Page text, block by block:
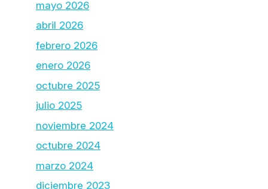
mayo 2026
abril 2026
febrero 2026
enero 2026
octubre 2025
julio 2025
noviembre 2024
octubre 2024
marzo 2024
diciembre 2023